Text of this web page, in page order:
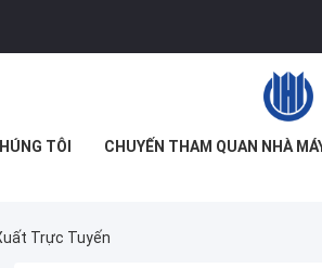
TÔI CHUYẾN THAM QUAN NHÀ
Trực Tuyến